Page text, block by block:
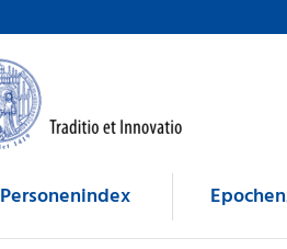
Personenindex